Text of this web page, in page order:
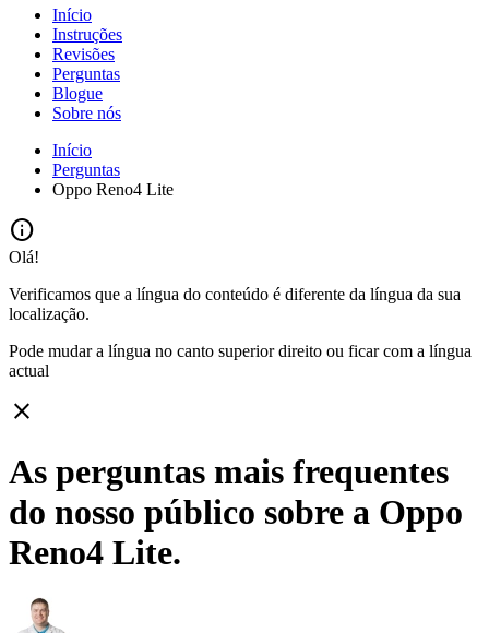
Início
Instruções
Revisões
Perguntas
Blogue
Sobre nós
Início
Perguntas
Oppo Reno4 Lite
info
Olá!
Verificamos que a língua do conteúdo é diferente da língua da sua
localização.
Pode mudar a língua no canto superior direito ou ficar com a língua
actual
close
As perguntas mais frequentes
do nosso público sobre a Oppo
Reno4 Lite.